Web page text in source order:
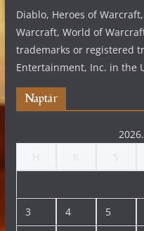
Diablo, Heroes of
Warcraft, World of
trademarks or registered
Entertainment, Inc. in the
Naptár
3 4 5